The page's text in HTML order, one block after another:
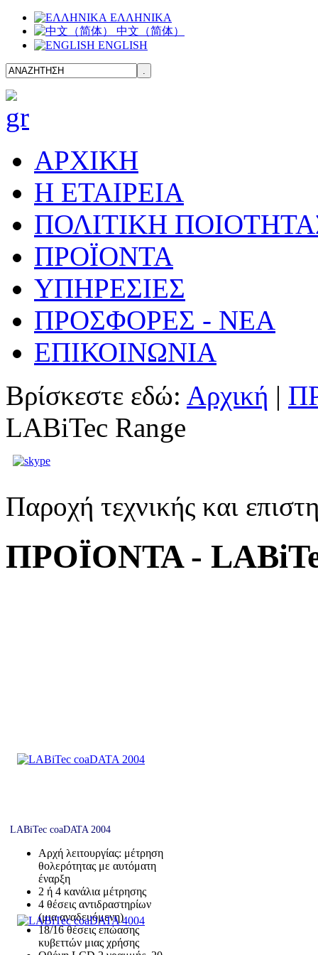
ΕΛΛΗΝΙΚΑ
中文（简体）
ENGLISH
ΑΡΧΙΚΗ
H ΕΤΑΙΡΕΙΑ
ΠΟΛΙΤΙΚΗ
ΠΡΟΪΟΝΤΑ
ΥΠΗΡΕΣΙΕΣ
ΠΡΟΣΦΟΡΕΣ - ΝΕΑ
ΕΠΙΚΟΙΝΩΝΙΑ
Βρίσκεστε εδώ: Αρχική |
LABiTec Range
Παροχή τεχνικής και
ΠΡΟΪΟΝΤΑ -
LABiTec coaDATA 2004
Αρχή λειτουργίας: μέτρηση
θολερότητας με αυτόματη
έναρξη
2 ή 4 κανάλια μέτρησης
4 θέσεις αντιδραστηρίων
(μια αναδευόμενη)
18/16 θέσεις επώασης
κυβεττών μιας χρήσης